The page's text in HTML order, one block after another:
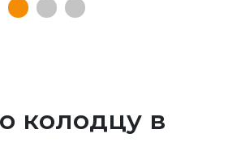
колодцу в